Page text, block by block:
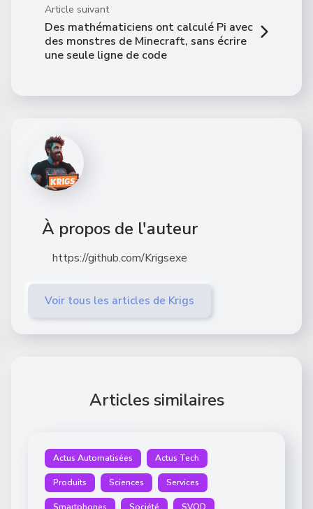
Article suivant
Des mathématiciens ont calculé Pi avec
des monstres de Minecraft, sans écrire
une seule ligne de code
À propos de l'auteur
https://github.com/Krigsexe
Voir tous les articles de Krigs
Articles similaires
Actus Automatisées Actus Tech
Produits Sciences Services